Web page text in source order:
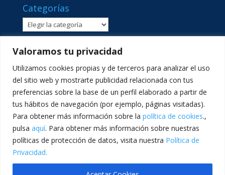
Valoramos tu privacidad
Utilizamos cookies propias y de terceros para analizar el uso
del sitio web y mostrarte publicidad relacionada con tus
preferencias sobre la base de un perfil elaborado a partir de
tus hábitos de navegación (por ejemplo, páginas visitadas).
Para obtener más información sobre la política de cookies.,
pulsa aquí. Para obtener más información sobre nuestras
políticas de protección de datos, visita nuestra Política de
Privacidad.
Categorías
Categorías
C/ Sant Lluís Beltrán, 8 · 46980 · Paterna, València ·
Telf: 961365540 · comunicacion@lasallevp.es